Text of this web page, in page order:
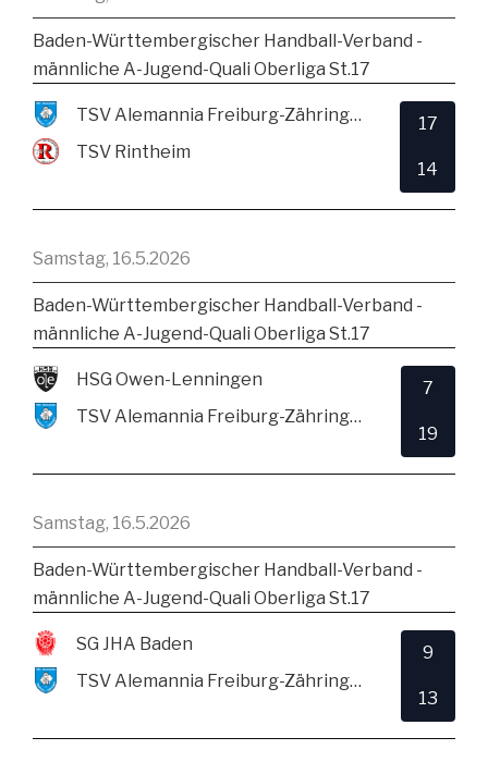
Baden-Württembergischer Handball-Verband -
männliche A-Jugend-Quali Oberliga St.17
TSV Alemannia Freiburg-Zähringen
TSV Rintheim
17
14
Samstag, 16.5.2026
Baden-Württembergischer Handball-Verband -
männliche A-Jugend-Quali Oberliga St.17
HSG Owen-Lenningen
TSV Alemannia Freiburg-Zähringen
7
19
Samstag, 16.5.2026
Baden-Württembergischer Handball-Verband -
männliche A-Jugend-Quali Oberliga St.17
SG JHA Baden
TSV Alemannia Freiburg-Zähringen
9
13